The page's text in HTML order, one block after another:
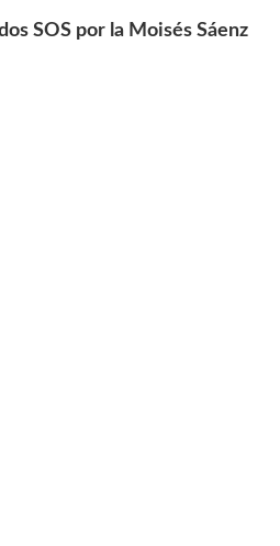
SOS por la Moisés Sáenz